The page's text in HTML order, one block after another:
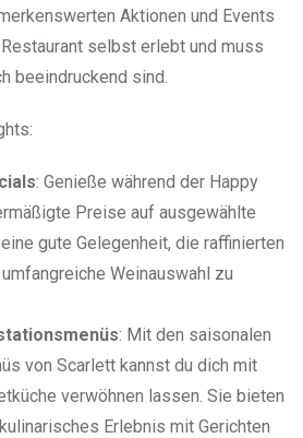
Aktionen und Events
selbst erlebt und muss
beeindruckend sind.
: Genieße während der Happy
Preise auf ausgewählte
gute Gelegenheit, die raffinierten
Weinauswahl zu
: Mit den saisonalen
von Scarlett kannst du dich mit
verwöhnen lassen. Sie bieten
Erlebnis mit Gerichten